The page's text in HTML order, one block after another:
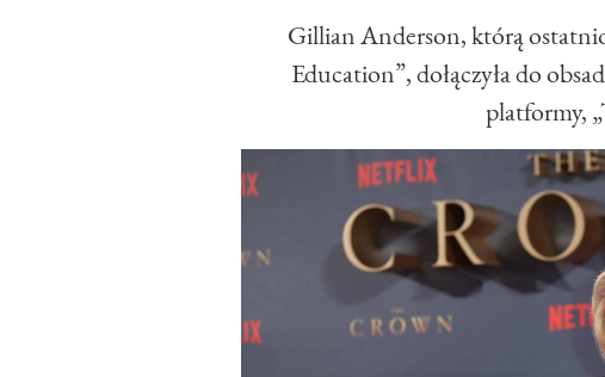
Gillian Anderson, którą
Education”, dołączyła do
platformy,